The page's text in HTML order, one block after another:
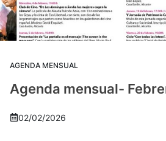
AGENDA MENSUAL
Agenda mensual-
02/02/2026